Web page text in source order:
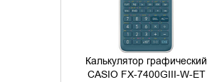
Калькулятор графический
CASIO FX-7400GIII-W-ET